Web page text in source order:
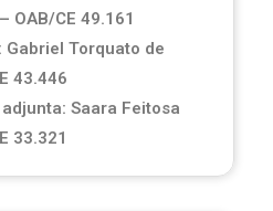
OAB/CE 49.161
Torquato de
43.446
Saara Feitosa
33.321